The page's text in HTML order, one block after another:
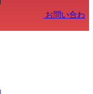
お問い合わ